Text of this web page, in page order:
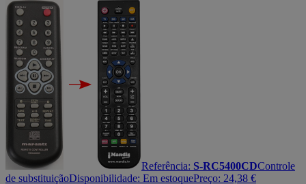
Referência: S-RC5400CDControle
de substituiçãoDisponibilidade: Em estoquePreço: 24,38 €